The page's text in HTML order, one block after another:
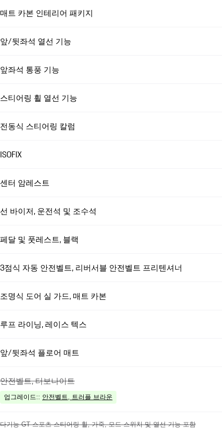
매트 카본 인테리어 패키지
앞/뒷좌석 열선 기능
앞좌석 통풍 기능
스티어링 휠 열선 기능
전동식 스티어링 칼럼
ISOFIX
센터 암레스트
선 바이저, 운전석 및 조수석
페달 및 풋레스트, 블랙
3점식 자동 안전벨트, 리버서블 안전벨트 프리텐셔너
조명식 도어 실 가드, 매트 카본
루프 라이닝, 레이스 텍스
앞/뒷좌석 플로어 매트
안전벨트, 터보나이트
업그레이드:: 안전벨트, 트러플 브라운
다기능 GT 스포츠 스티어링 휠, 가죽, 모드 스위치 및 열선 기능 포함